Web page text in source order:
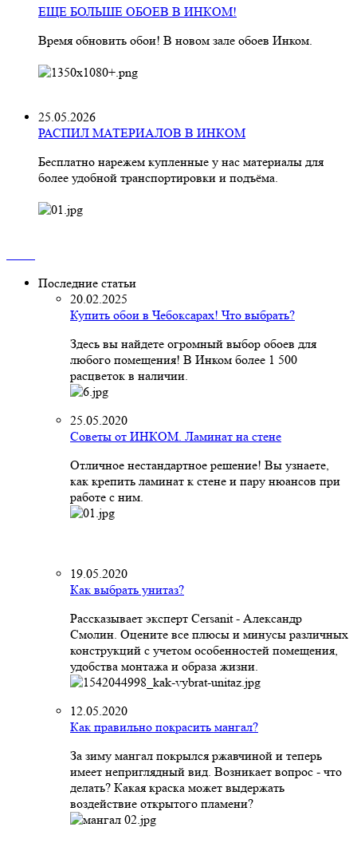
ЕЩЕ БОЛЬШЕ ОБОЕВ В ИНКОМ!
Время обновить обои! В новом зале обоев Инком.
25.05.2026
РАСПИЛ МАТЕРИАЛОВ В ИНКОМ
Бесплатно нарежем купленные у нас материалы для
более удобной транспортировки и подъёма.
Последние статьи
20.02.2025
Купить обои в Чебоксарах! Что выбрать?
Здесь вы найдете огромный выбор обоев для
любого помещения! В Инком более 1 500
расцветок в наличии.
25.05.2020
Советы от ИНКОМ. Ламинат на стене
Отличное нестандартное решение! Вы узнаете,
как крепить ламинат к стене и пару нюансов при
работе с ним.
19.05.2020
Как выбрать унитаз?
Рассказывает эксперт Cersanit - Александр
Смолин. Оцените все плюсы и минусы различных
конструкций с учетом особенностей помещения,
удобства монтажа и образа жизни.
12.05.2020
Как правильно покрасить мангал?
За зиму мангал покрылся ржавчиной и теперь
имеет неприглядный вид. Возникает вопрос - что
делать? Какая краска может выдержать
воздействие открытого пламени?